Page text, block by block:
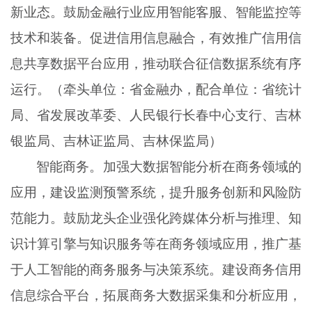
新业态。鼓励金融行业应用智能客服、智能监控等
技术和装备。促进信用信息融合，有效推广信用信
息共享数据平台应用，推动联合征信数据系统有序
运行。（牵头单位：省金融办，配合单位：省统计
局、省发展改革委、人民银行长春中心支行、吉林
银监局、吉林证监局、吉林保监局）
智能商务。加强大数据智能分析在商务领域的
应用，建设监测预警系统，提升服务创新和风险防
范能力。鼓励龙头企业强化跨媒体分析与推理、知
识计算引擎与知识服务等在商务领域应用，推广基
于人工智能的商务服务与决策系统。建设商务信用
信息综合平台，拓展商务大数据采集和分析应用，